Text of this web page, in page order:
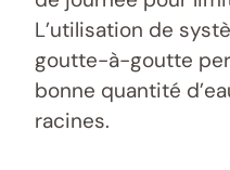
L’utilisation de
goutte-à-goutte
bonne quantité
racines.